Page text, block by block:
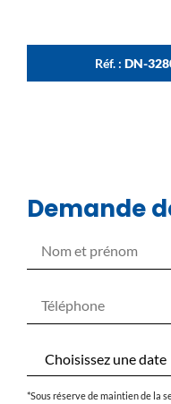
Réf. :DN-
Demande
*Sous réserve de maintien de la